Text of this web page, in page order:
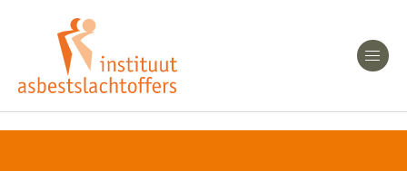
Heeft u Mesothelioom?
Heeft u Asbestose?